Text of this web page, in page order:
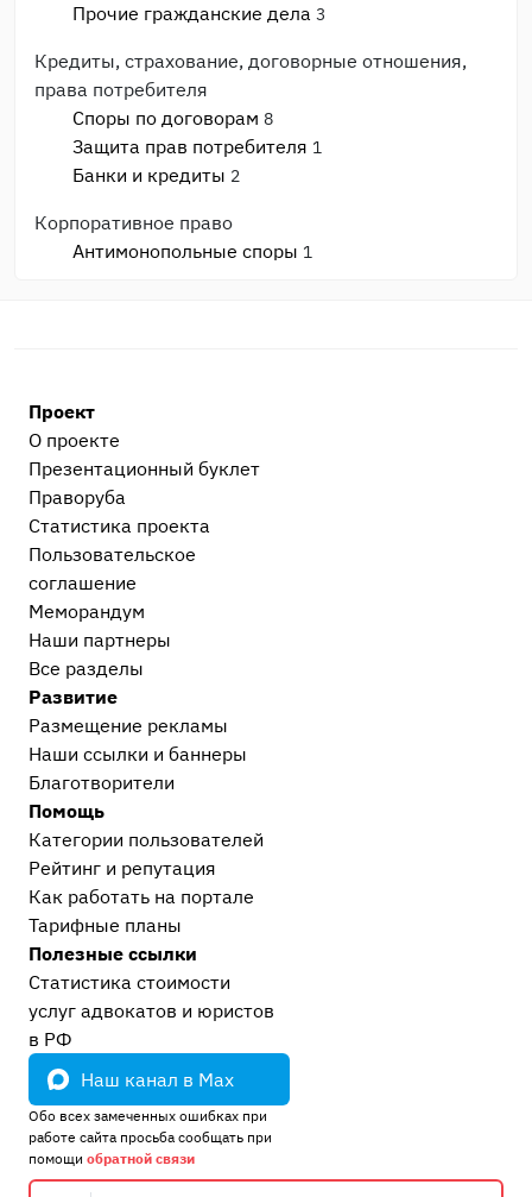
Прочие гражданские дела 3
Кредиты, страхование, договорные отношения,
права потребителя
Споры по договорам 8
Защита прав потребителя 1
Банки и кредиты 2
Корпоративное право
Антимонопольные споры 1
Административные дела
Прочие административные дела
Процессуальные вопросы и документы
Уголовный процесс
Гражданский и арбитражный процесс
После приговора или решения суда
Исполнительное производство
Прочее
Остальные дела, не вошедшие в другие
категории 16
Европейский суд
Проблемы современного судопроизводства
Сообщество Праворуб
Проект
О проекте
Презентационный букл​ет
Праворуба
Статистика проекта
Пользовательское
соглашение
Меморандум
Наши партнеры
Все разделы
Развитие
Размещение рекламы
Наши ссылки и баннеры
Благотворители
Помощь
Категории пользователей
Рейтинг и репутация
Как работать на портале
Тарифные планы
Полезные ссылки
Статистика стоимости
услуг адвокатов и юристов
в РФ
Наш канал в Max
Обо всех замеченных ошибках при
работе сайта просьба сообщать при
помощи обратной связи